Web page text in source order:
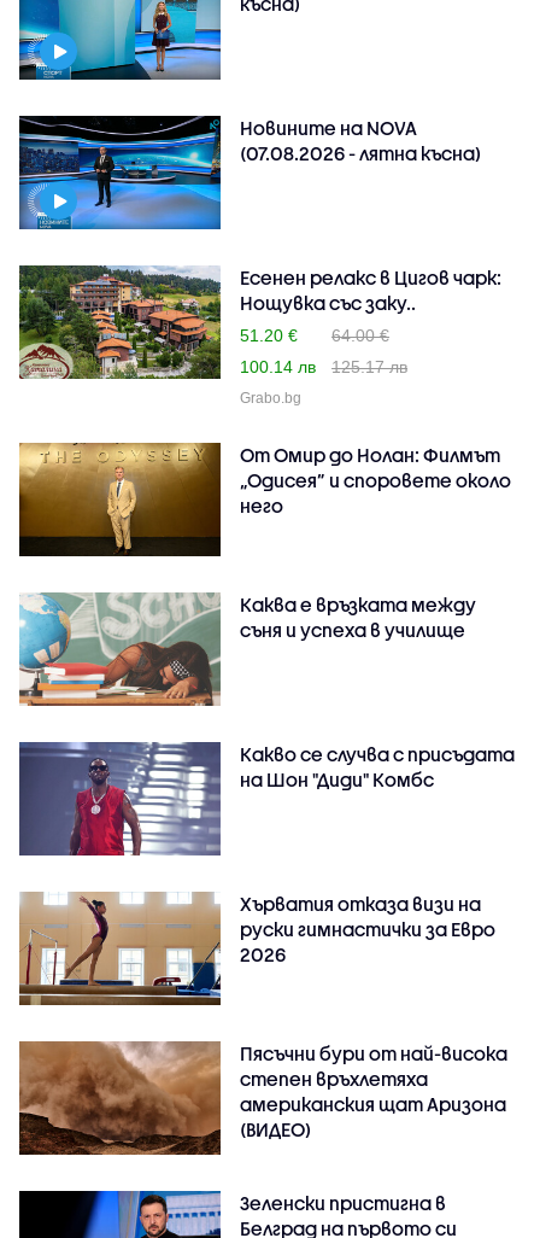
Новините на NOVA
(07.08.2026 - лятна късна)
Есенен релакс в Цигов чарк:
Нощувка със заку..
51.20 €
64.00 €
100.14 лв
125.17 лв
Grabo.bg
От Омир до Нолан: Филмът
„Одисея” и споровете около
него
Каква е връзката между
съня и успеха в училище
Какво се случва с присъдата
на Шон "Диди" Комбс
Хърватия отказа визи на
руски гимнастички за Евро
2026
Пясъчни бури от най-висока
степен връхлетяха
американския щат Аризона
(ВИДЕО)
Зеленски пристигна в
Белград на първото си